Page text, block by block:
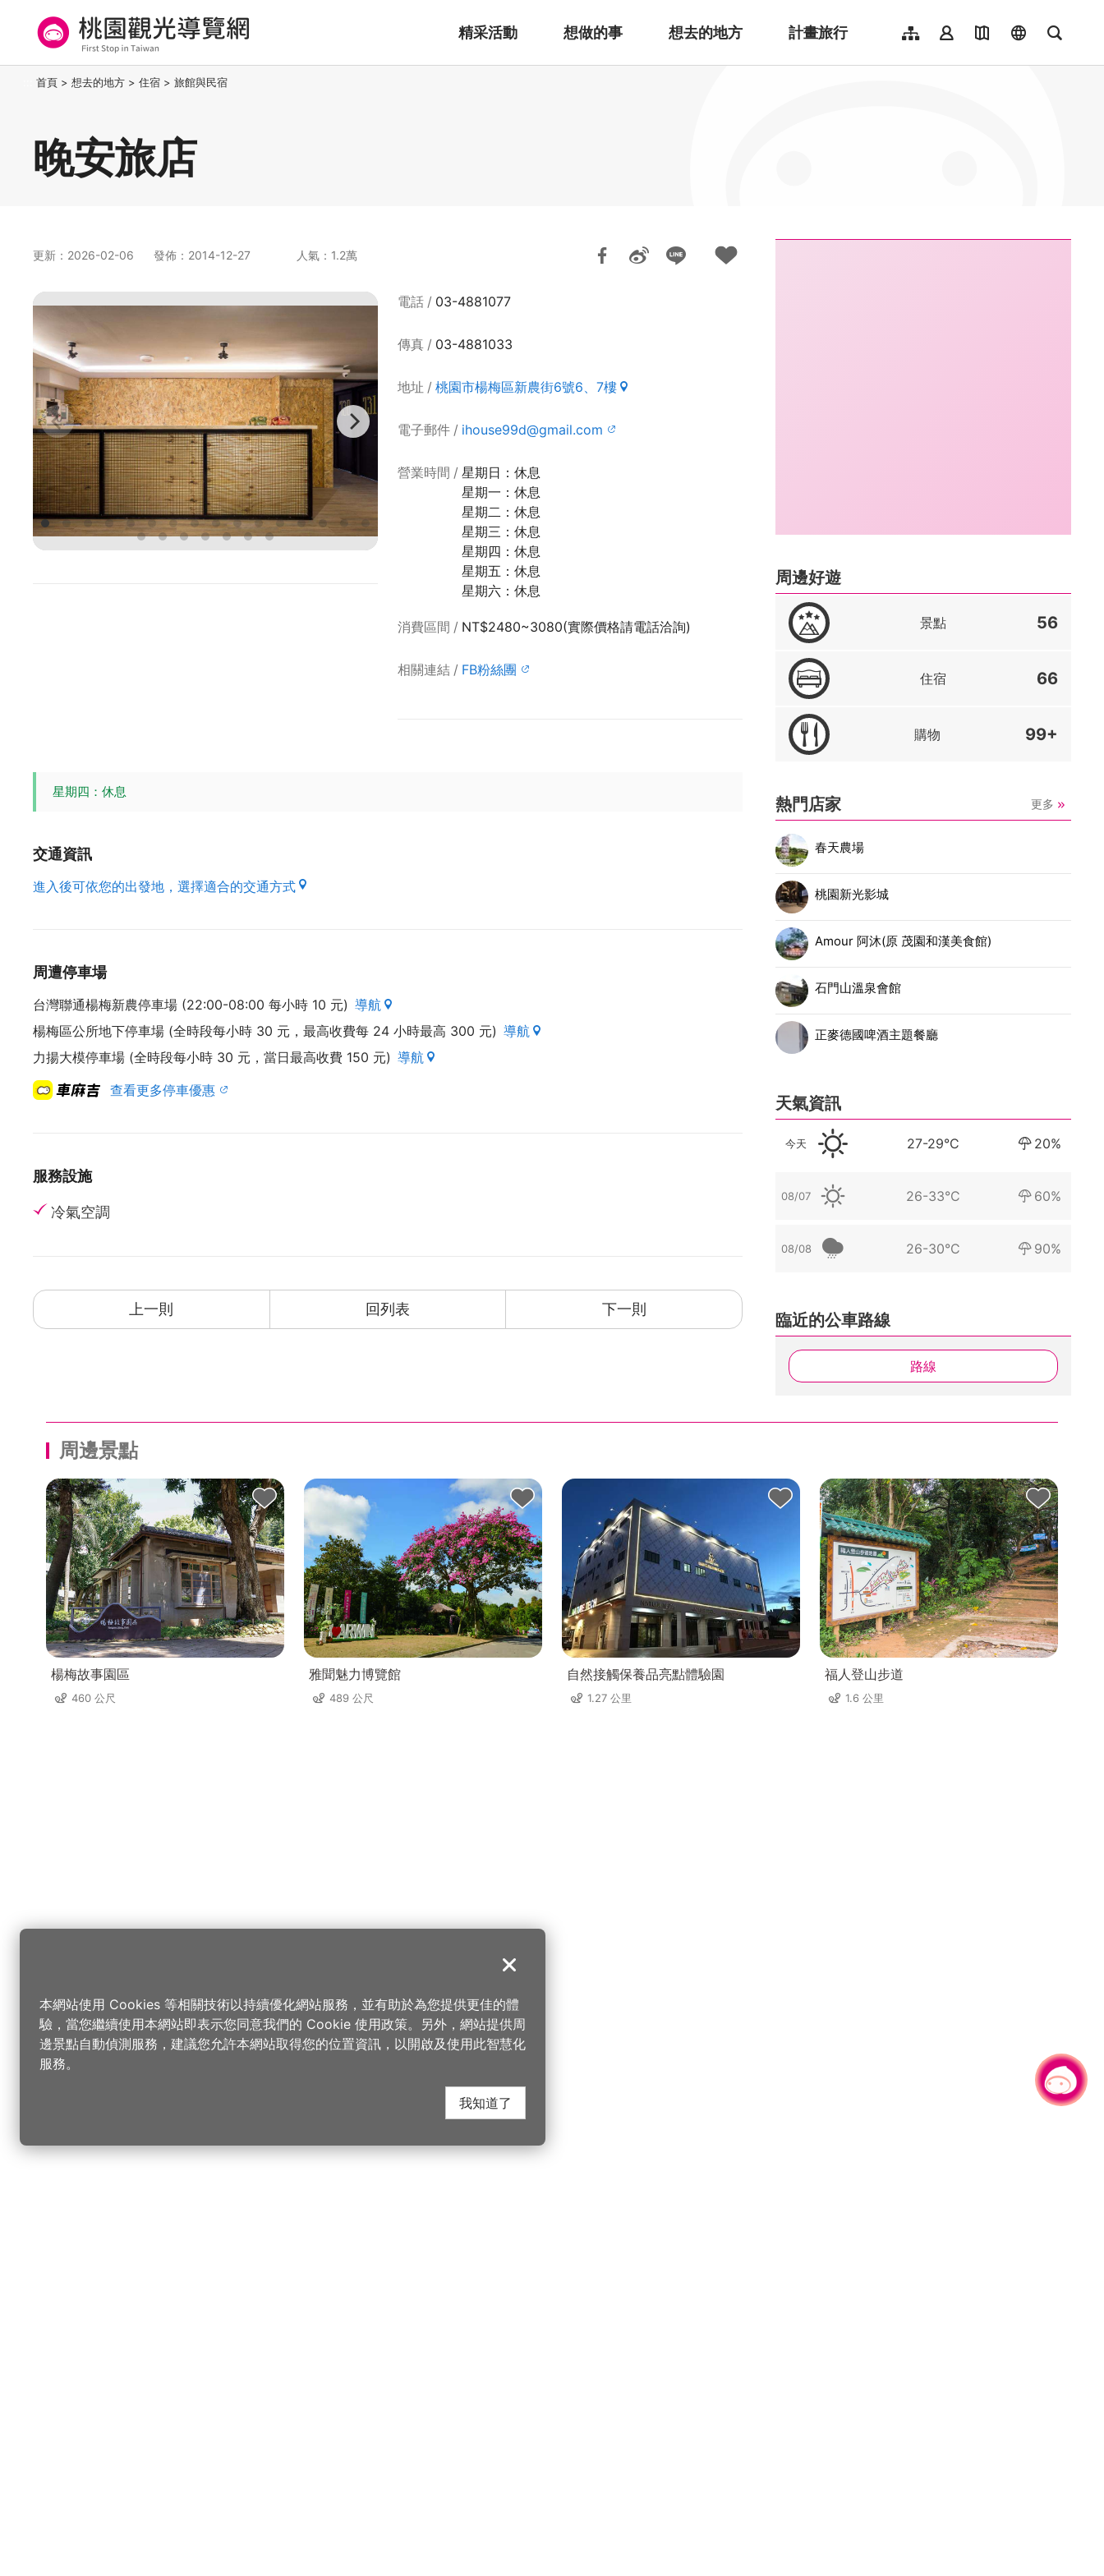
要
桃園觀光導覽網
精采活動 想做的事 想去的地方 計畫旅行
網站導覽會員登入地圖導覽language全文檢
首頁 > 想去的地方 > 住宿 > 旅館與民宿
晚安旅店
更新：2026-02-06 發佈：2014-12-27 人氣：1.2萬
電話 03-4881077
傳真 03-4881033
地址 桃園市楊梅區新農街6號6、7樓
電子郵件 ihouse99d@gmail.com
營業時間
星期日：休息
星期一：休息
星期二：休息
星期三：休息
星期四：休息
星期五：休息
星期六：休息
消費區間 NT$2480~3080(實際價格請電話洽詢)
相關連結 FB粉絲團
星期四：休息
交通資訊
進入後可依您的出發地，選擇適合的交通方式
周遭停車場
台灣聯通楊梅新農停車場 (22:00-08:00 每小時 10 元) 導航
楊梅區公所地下停車場 (全時段每小時 30 元，最高收費每 24 小時最高 300 元) 導航
力揚大模停車場 (全時段每小時 30 元，當日最高收費 150 元) 導航
查看更多停車優惠
服務設施
冷氣空調
上一則 回列表 下一則
:::
周邊好遊
景點 56
住宿 66
購物 99+
熱門店家 更多
春天農場
桃園新光影城
Amour 阿沐(原 茂園和漢美食館)
石門山溫泉會館
正麥德國啤酒主題餐廳
天氣資訊
今天 27-29°C 20%
08/07 26-33°C 60%
08/08 26-30°C 90%
臨近的公車路線
路線
周邊景點
楊梅故事園區
460 公尺
雅聞魅力博覽館
489 公尺
自然接觸保養品亮點體驗園
1.27 公里
福人登山步道
1.6 公里
關閉
本網站使用 Cookies 等相關技術以持續優化網站服務，並有助於為您提供更佳的體
驗，當您繼續使用本網站即表示您同意我們的 Cookie 使用政策。另外，網站提供周
邊景點自動偵測服務，建議您允許本網站取得您的位置資訊，以開啟及使用此智慧化
服務。
我知道了